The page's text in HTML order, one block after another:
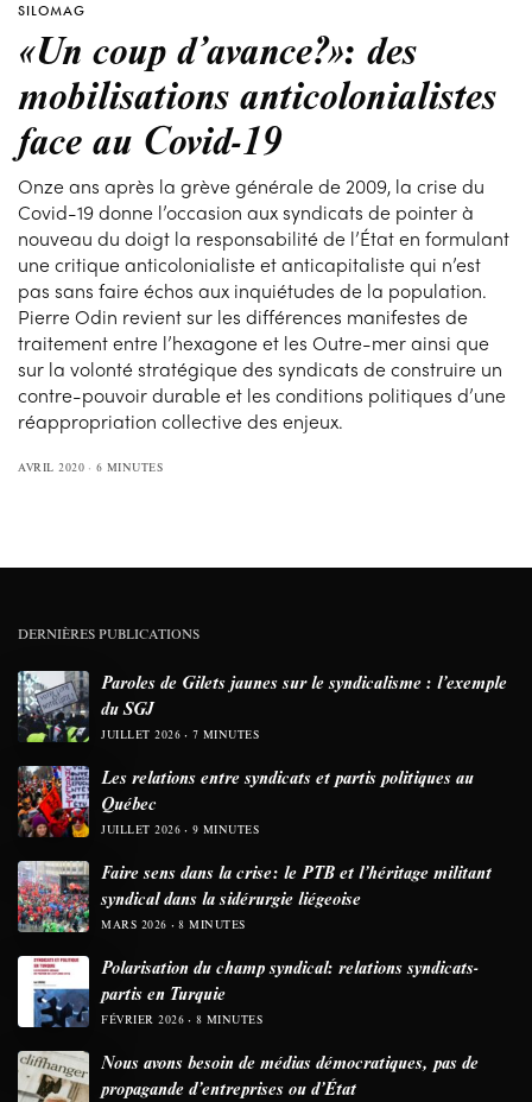
SILOMAG
«Un coup d’avance?»: des
mobilisations anticolonialistes
face au Covid-19
Onze ans après la grève générale de 2009, la crise du
Covid-19 donne l’occasion aux syndicats de pointer à
nouveau du doigt la responsabilité de l’État en formulant
une critique anticolonialiste et anticapitaliste qui n’est
pas sans faire échos aux inquiétudes de la population.
Pierre Odin revient sur les différences manifestes de
traitement entre l’hexagone et les Outre-mer ainsi que
sur la volonté stratégique des syndicats de construire un
contre-pouvoir durable et les conditions politiques d’une
réappropriation collective des enjeux.
AVRIL 2020 6 MINUTES
DERNIÈRES PUBLICATIONS
Paroles de Gilets jaunes sur le syndicalisme : l’exemple
du SGJ
JUILLET 2026 7 MINUTES
Les relations entre syndicats et partis politiques au
Québec
JUILLET 2026 9 MINUTES
Faire sens dans la crise: le PTB et l’héritage militant
syndical dans la sidérurgie liégeoise
MARS 2026 8 MINUTES
Polarisation du champ syndical: relations syndicats-
partis en Turquie
FÉVRIER 2026 8 MINUTES
Nous avons besoin de médias démocratiques, pas de
propagande d’entreprises ou d’État